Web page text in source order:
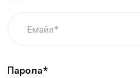
Парола*